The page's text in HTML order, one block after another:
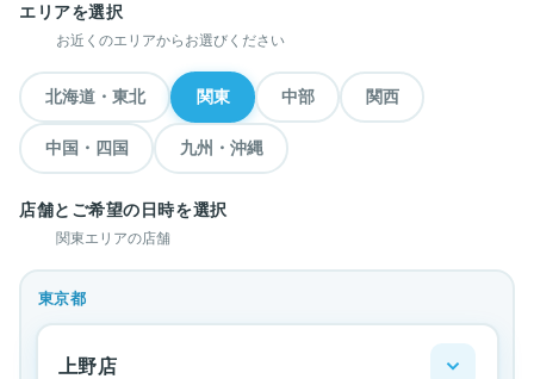
エリアを選択
お近くのエリアからお選びください
北海道・東北 関東 中部 関西
中国・四国 九州・沖縄
店舗とご希望の日時を選択
関東エリアの店舗
東京都
上野店